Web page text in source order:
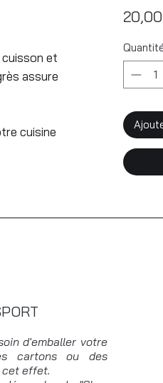
cuisson et
assure
cuisine
d'emballer votre
cartons ou des
cet effet.